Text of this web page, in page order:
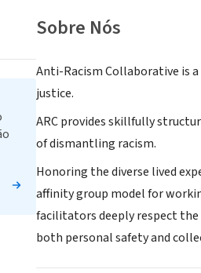
Sobre Nós
Anti-Racism Collaborative is
justice.
ARC provides skillfully
of dismantling racism.
Honoring the diverse lived
affinity group model for
facilitators deeply respect
both personal safety and